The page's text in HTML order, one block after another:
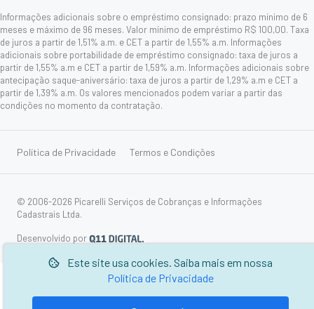
Este site usa cookies. Saiba mais em nossa
Política de Privacidade
Informações adicionais sobre o empréstimo consignado: prazo mínimo de 6
meses e máximo de 96 meses. Valor mínimo de empréstimo R$ 100,00. Taxa
de juros a partir de 1,51% a.m. e CET a partir de 1,55% a.m. Informações
adicionais sobre portabilidade de empréstimo consignado: taxa de juros a
partir de 1,55% a.m e CET a partir de 1,59% a.m. Informações adicionais sobre
antecipação saque-aniversário: taxa de juros a partir de 1,29% a.m e CET a
partir de 1,39% a.m. Os valores mencionados podem variar a partir das
condições no momento da contratação.
Política de Privacidade Termos e Condições
© 2006-2026 Picarelli Serviços de Cobranças e Informações
Cadastrais Ltda.
Desenvolvido por